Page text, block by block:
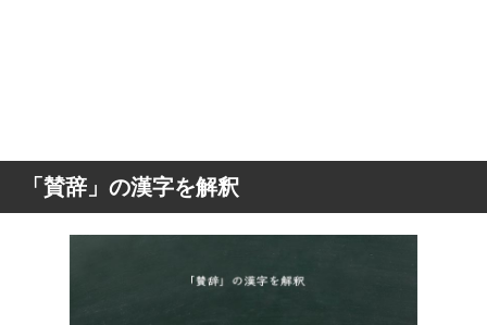
「賛辞」の漢字を解釈